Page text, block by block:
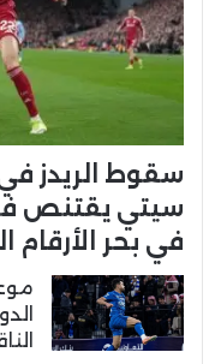
سقوط الريدز في
سيتي يقتنص
في بحر الأرقام